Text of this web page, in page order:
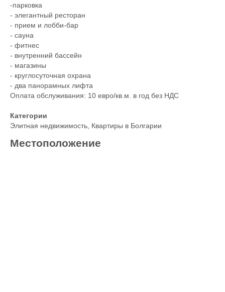
-парковка
- элегантный ресторан
- прием и лобби-бар
- сауна
- фитнес
- внутренний бассейн
- магазины
- круглосуточная охрана
- два панорамных лифта
Оплата обслуживания: 10 евро/кв.м. в год без НДС
Категории
Элитная недвижимость, Квартиры в Болгарии
Местоположение